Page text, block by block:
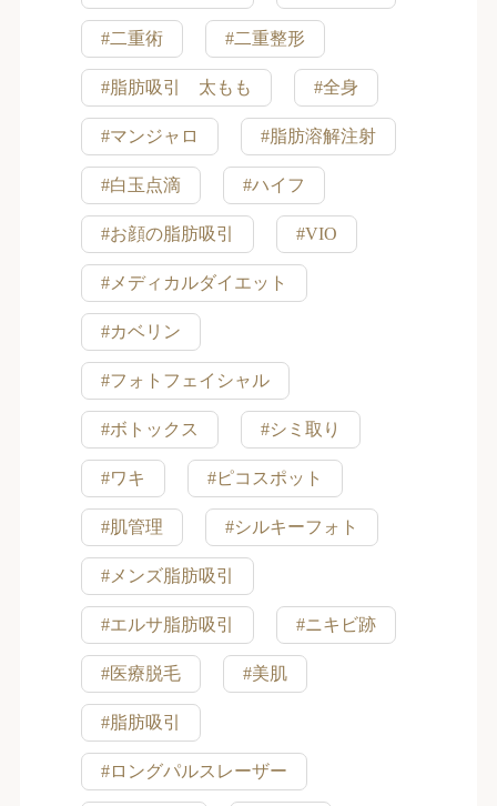
#二重術 #二重整形
#脂肪吸引 太もも #全身
#マンジャロ #脂肪溶解注射
#白玉点滴 #ハイフ
#お顔の脂肪吸引 #VIO
#メディカルダイエット
#カベリン
#フォトフェイシャル
#ボトックス #シミ取り
#ワキ #ピコスポット
#肌管理 #シルキーフォト
#メンズ脂肪吸引
#エルサ脂肪吸引 #ニキビ跡
#医療脱毛 #美肌
#脂肪吸引
#ロングパルスレーザー